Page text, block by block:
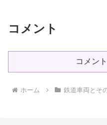
コメント
コメン
ホーム 鉄道車両とそ